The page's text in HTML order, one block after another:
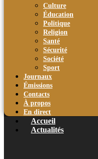
Culture
Éducation
Politique
Religion
Santé
Sécurité
Société
Sport
Journaux
Émissions
Contacts
À propos
En direct
Accueil
Actualités